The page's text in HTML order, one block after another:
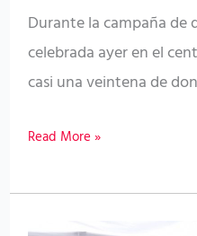
Durante la campaña de
celebrada ayer en el
casi una veintena de
comunidad
educativa
Read More »